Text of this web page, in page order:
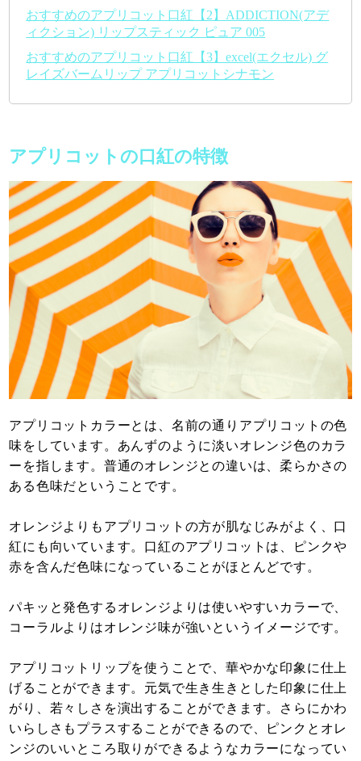
おすすめのアプリコット口紅【2】ADDICTION(アデ
ィクション) リップスティック ピュア 005
おすすめのアプリコット口紅【3】excel(エクセル) グ
レイズバームリップ アプリコットシナモン
アプリコットの口紅の特徴
アプリコットカラーとは、名前の通りアプリコットの色
味をしています。あんずのように淡いオレンジ色のカラ
ーを指します。普通のオレンジとの違いは、柔らかさの
ある色味だということです。
オレンジよりもアプリコットの方が肌なじみがよく、口
紅にも向いています。口紅のアプリコットは、ピンクや
赤を含んだ色味になっていることがほとんどです。
パキッと発色するオレンジよりは使いやすいカラーで、
コーラルよりはオレンジ味が強いというイメージです。
アプリコットリップを使うことで、華やかな印象に仕上
げることができます。元気で生き生きとした印象に仕上
がり、若々しさを演出することができます。さらにかわ
いらしさもプラスすることができるので、ピンクとオレ
ンジのいいところ取りができるようなカラーになってい